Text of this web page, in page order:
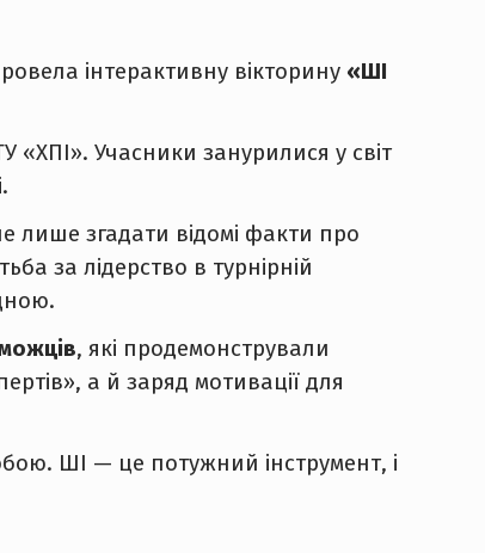
інтерактивну вікторину «ШІ
«ХПІ». Учасники занурилися у світ
лише згадати відомі факти про
за лідерство в турнірній
, які продемонстрували
а й заряд мотивації для
ШІ — це потужний інструмент, і